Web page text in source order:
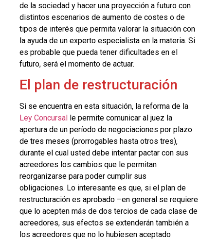
de la sociedad y hacer una proyección a futuro con
distintos escenarios de aumento de costes o de
tipos de interés que permita valorar la situación con
la ayuda de un experto especialista en la materia. Si
es probable que pueda tener dificultades en el
futuro, será el momento de actuar.
El plan de restructuración
Si se encuentra en esta situación, la reforma de la
Ley Concursal le permite comunicar al juez la
apertura de un período de negociaciones por plazo
de tres meses (prorrogables hasta otros tres),
durante el cual usted debe intentar pactar con sus
acreedores los cambios que le permitan
reorganizarse para poder cumplir sus
obligaciones. Lo interesante es que, si el plan de
restructuración es aprobado –en general se requiere
que lo acepten más de dos tercios de cada clase de
acreedores, sus efectos se extenderán también a
los acreedores que no lo hubiesen aceptado